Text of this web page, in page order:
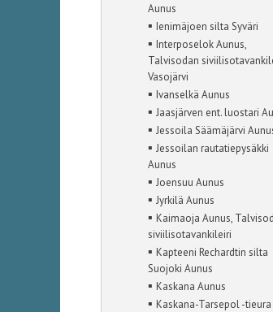
Aunus
▪ Ienimäjoen silta Syväri
▪ Interposelok Aunus,
Talvisodan
Vasojärvi
▪ Ivanselkä Aunus
▪ Jaasjärven ent. luostari
▪ Jessoila Säämäjärvi
▪ Jessoilan rautatiepysäkki
Aunus
▪ Joensuu Aunus
▪ Jyrkilä Aunus
▪ Kaimaoja Aunus,
siviilisotavankileiri
▪ Kapteeni Rechardtin silta
Suojoki Aunus
▪ Kaskana Aunus
▪ Kaskana-Tarsepol -tieura